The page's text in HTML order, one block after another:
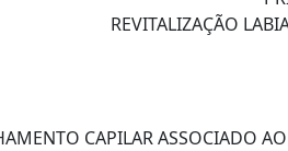
REVITALIZAÇÃO
CAPILAR ASSOCIADO